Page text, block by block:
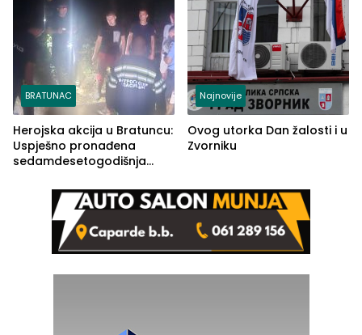
BRATUNAC
Herojska akcija u Bratuncu:
Uspješno pronađena
sedamdesetogodišnja
Kravice.
Najnovije
Ovog utorka Dan žalosti i u
Zvorniku